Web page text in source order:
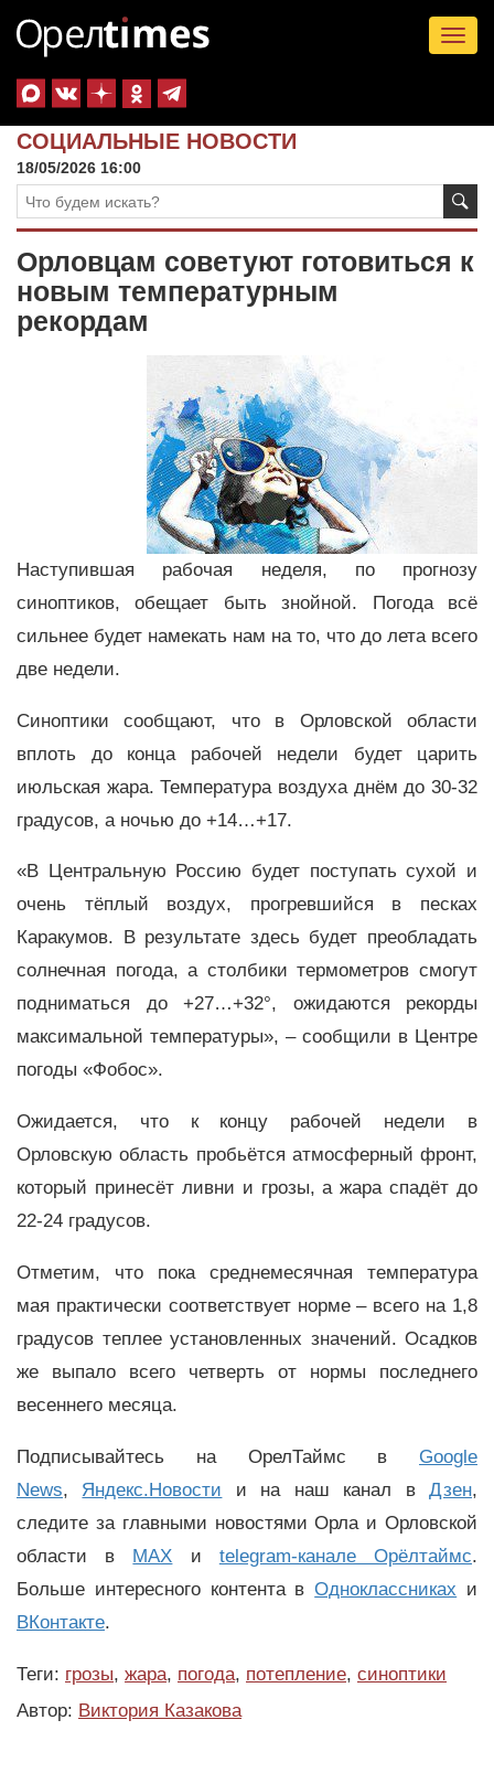
СОЦИАЛЬНЫЕ НОВОСТИ
18/05/2026 16:00
Орловцам советуют готовиться к
новым температурным
рекордам
Наступившая рабочая неделя, по прогнозу
синоптиков, обещает быть знойной. Погода всё
сильнее будет намекать нам на то, что до лета всего
две недели.
Синоптики сообщают, что в Орловской области
вплоть до конца рабочей недели будет царить
июльская жара. Температура воздуха днём до 30-32
градусов, а ночью до +14…+17.
«В Центральную Россию будет поступать сухой и
очень тёплый воздух, прогревшийся в песках
Каракумов. В результате здесь будет преобладать
солнечная погода, а столбики термометров смогут
подниматься до +27…+32°, ожидаются рекорды
максимальной температуры», – сообщили в Центре
погоды «Фобос».
Ожидается, что к концу рабочей недели в
Орловскую область пробьётся атмосферный фронт,
который принесёт ливни и грозы, а жара спадёт до
22-24 градусов.
Отметим, что пока среднемесячная температура
мая практически соответствует норме – всего на 1,8
градусов теплее установленных значений. Осадков
же выпало всего четверть от нормы последнего
весеннего месяца.
Подписывайтесь на ОрелТаймс в Google
News, Яндекс.Новости и на наш канал вДзен,
следите за главными новостями Орла и Орловской
области в MAX и telegram-канале Орёлтаймс.
Больше интересного контента вОдноклассниках и
ВКонтакте.
Теги: грозы, жара, погода, потепление, синоптики
Автор: Виктория Казакова